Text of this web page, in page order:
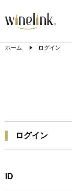
ホーム ログイン
ログイン
ID